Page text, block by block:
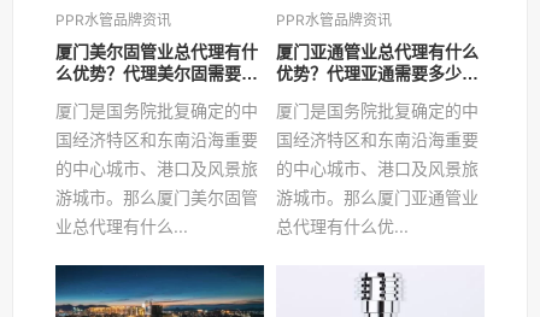
PPR水管品牌资讯
厦门美尔固管业总代理有什
么优势？代理美尔固需要多
厦门是国务院批复确定的中
国经济特区和东南沿海重要
的中心城市、港口及风景旅
游城市。那么厦门美尔固管
业总代理有什么...
PPR水管品牌资讯
厦门亚通管业总代理有什么
优势？代理亚通需要多少
厦门是国务院批复确定的中
国经济特区和东南沿海重要
的中心城市、港口及风景旅
游城市。那么厦门亚通管业
总代理有什么优...